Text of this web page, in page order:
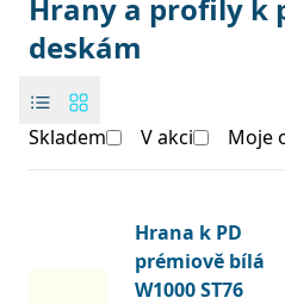
Hrany a profily k
deskám
Skladem V akci Moje
Hrana k PD
prémiově bílá
W1000 ST76